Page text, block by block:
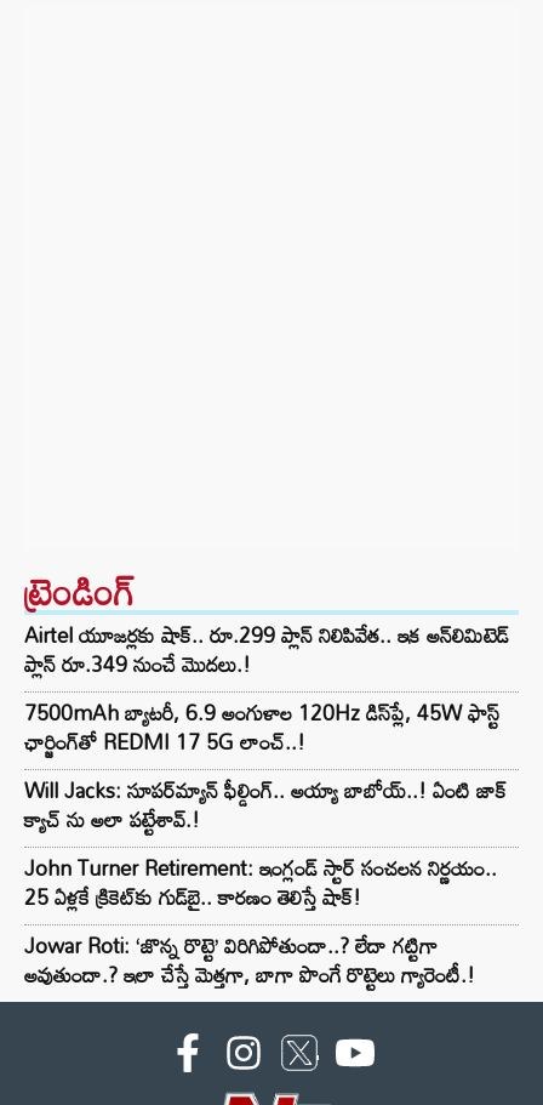
ట్రెండింగ్‌
Airtel యూజర్లకు షాక్.. రూ.299 ప్లాన్ నిలిపివేత.. ఇక అన్‌లిమిటెడ్
ప్లాన్ రూ.349 నుంచే మొదలు.!
7500mAh బ్యాటరీ, 6.9 అంగుళాల 120Hz డిస్‌ప్లే, 45W ఫాస్ట్
ఛార్జింగ్‌తో REDMI 17 5G లాంచ్..!
Will Jacks: సూపర్‌మ్యాన్ ఫీల్డింగ్.. అయ్యా బాబోయ్..! ఏంటి జాక్
క్యాచ్ ను అలా పట్టేశావ్.!
John Turner Retirement: ఇంగ్లండ్ స్టార్ సంచలన నిర్ణయం..
25 ఏళ్లకే క్రికెట్‌కు గుడ్‌బై.. కారణం తెలిస్తే షాక్!
Jowar Roti: ‘జొన్న రొట్టె’ విరిగిపోతుందా..? లేదా గట్టిగా
అవుతుందా.? ఇలా చేస్తే మెత్తగా, బాగా పొంగే రొట్టెలు గ్యారెంటీ.!